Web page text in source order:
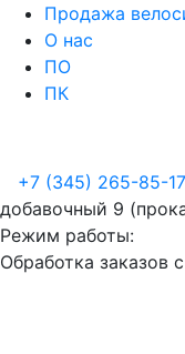
Продажа
О нас
ПО
ПК
+7 (345) 265-85-17
добавочный 9
Режим работы:
Обработка заказов